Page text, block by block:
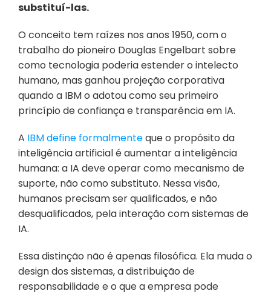
substituí-las.
O conceito tem raízes nos anos 1950, com o
trabalho do pioneiro Douglas Engelbart sobre
como tecnologia poderia estender o intelecto
humano, mas ganhou projeção corporativa
quando a IBM o adotou como seu primeiro
princípio de confiança e transparência em IA.
A IBM define formalmente que o propósito da
inteligência artificial é aumentar a inteligência
humana: a IA deve operar como mecanismo de
suporte, não como substituto. Nessa visão,
humanos precisam ser qualificados, e não
desqualificados, pela interação com sistemas de
IA.
Essa distinção não é apenas filosófica. Ela muda o
design dos sistemas, a distribuição de
responsabilidade e o que a empresa pode